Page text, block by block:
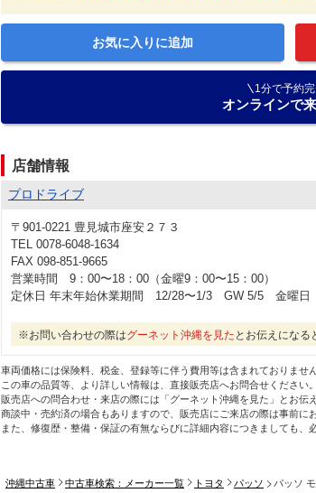
お気に入りに追加
1分で予約完
オンラインで
店舗情報
プロドライブ
〒901-0221 豊見城市座安２７３
TEL 0078-6048-1634
FAX 098-851-9665
営業時間 9：00〜18：00（金曜9：00〜15：00）
定休日 年末年始休業期間 12/28〜1/3 GW 5/5 金曜日
※お問い合わせの際はグーネット沖縄を見た とお伝えになる
車両価格には保険料、税金、登録等に伴う費用等は含まれておりません
この車の品質等、より詳しい情報は、直接販売店へお問合せください。
販売店への問合わせ・来店の際には「グーネット沖縄を見た」とお伝
商談中・売約済の場合もありますので、販売店にご来店の際は事前に
また、修復歴・整備・保証の有無ならびに詳細内容につきましても、
沖縄中古車 中古車検索：メーカー一覧 トヨタ パッソ パッソ